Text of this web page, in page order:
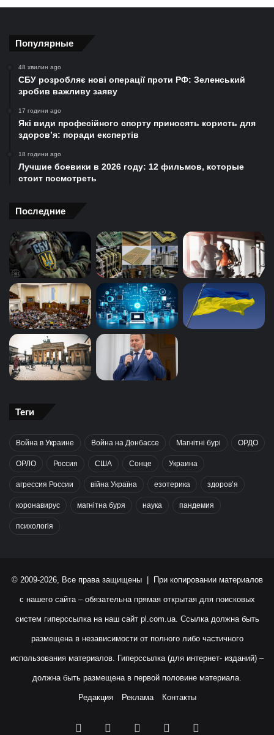
Популярные
48 хвилин ago
СБУ розробляє нові операції проти РФ: Зеленський
зробив важливу заяву
17 години ago
Які види професійного спорту приносять користь для
здоров’я: поради експертів
18 години ago
Лучшие боевики в 2026 году: 12 фильмов, которые
стоит посмотреть
Последние
Теги
Война в Украине Война на Донбассе Магнітні бурі ОРДО
ОРЛО Россия США Сонце Украина
агрессия России війна Україна езотерика здоров’я
коронавирус магнітна буря наука пандемия
психологія
© 2009-2026, Все права защищены | При копировании материалов
с нашего сайта – обязательна прямая открытая для поисковых
систем гиперссылка на наш сайт pl.com.ua. Ссылка должна быть
размещена в независимости от полного либо частичного
использования материалов. Гиперссылка (для интернет- изданий) –
должна быть размещена в первой половине материала.
Редакция Реклама Контакты
Facebook YouTubeInstagram